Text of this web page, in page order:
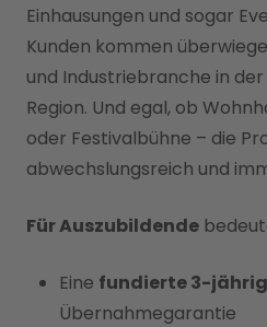
Einhausungen und sogar
Kunden kommen
und Industriebranche in
Region. Und egal, ob
oder Festivalbühne – die
abwechslungsreich und
Für Auszubildende
Eine fundierte 3-
Übernahmegarantie